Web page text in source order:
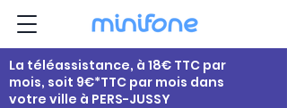
La téléassistance, à 18€ TTC par
mois, soit 9€*TTC par mois dans
votre ville à PERS-JUSSY